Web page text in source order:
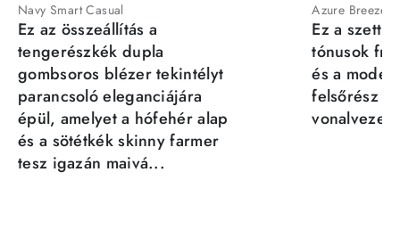
Navy Smart Casual
Ez az összeállítás a
tengerészkék dupla
gombsoros blézer tekintélyt
parancsoló eleganciájára
épül, amelyet a hófehér alap
és a sötétkék skinny farmer
tesz igazán maivá...
Azure Breeze
Ez a szett
tónusok
és a
felsőrész